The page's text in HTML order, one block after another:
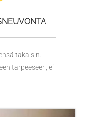
takaisin.
tarpeeseen, ei